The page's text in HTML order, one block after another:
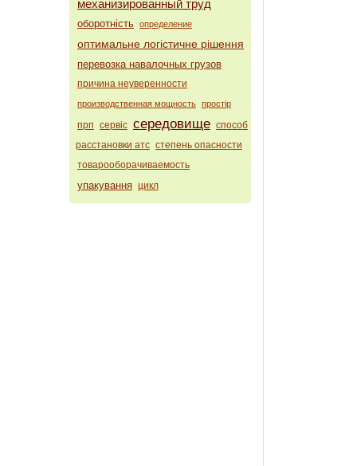
механизированный труд
оборотність определение
оптимальне логістичне рішення
перевозка навалочных грузов
причина неуверенности
производственная мощность простір
прп сервіс середовище способ
расстановки атс степень опасности
товарооборачиваемость
упакування цикл